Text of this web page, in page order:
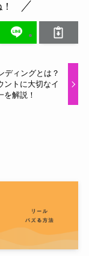
ディングとは？
ントに大切なイ
を解説！